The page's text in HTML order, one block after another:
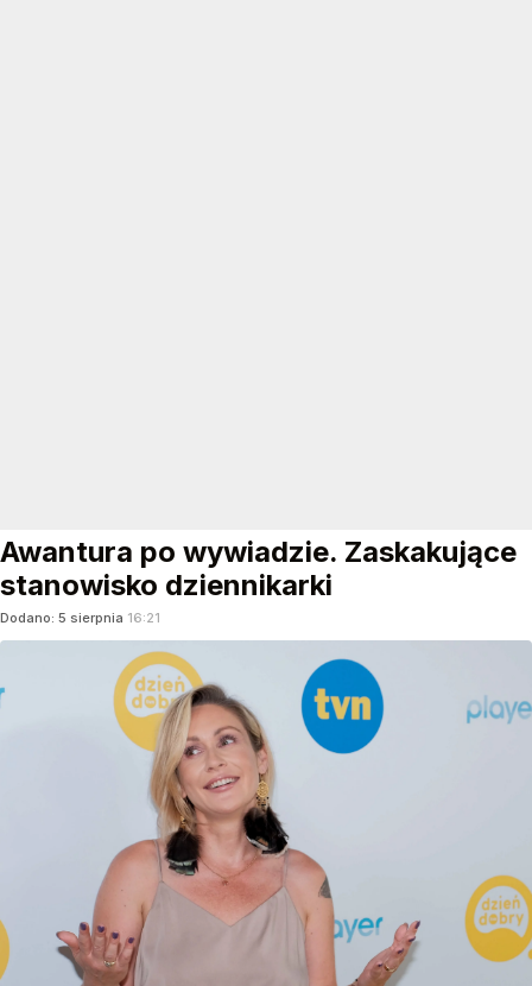
Awantura po wywiadzie. Zaskakujące
stanowisko dziennikarki
Dodano: 5 sierpnia 16:21